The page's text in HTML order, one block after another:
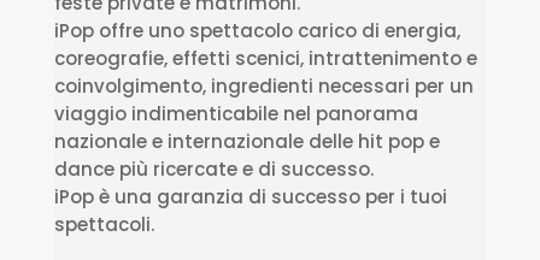
iPop offre uno spettacolo carico di energia,
coreografie, effetti scenici, intrattenimento e
coinvolgimento, ingredienti necessari per un
viaggio indimenticabile nel panorama
nazionale e internazionale delle hit pop e
dance più ricercate e di successo.
iPop è una garanzia di successo per i tuoi
spettacoli.